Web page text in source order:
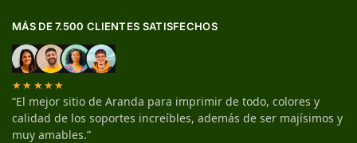
MÁS DE 7.500 CLIENTES SATISFECHOS
★★★★★
“El mejor sitio de Aranda para imprimir de todo, colores y
calidad de los soportes increíbles, además de ser majísimos y
muy amables.”